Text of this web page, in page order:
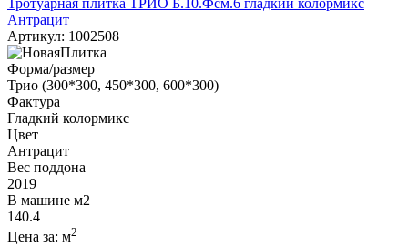
Тротуарная плитка ТРИО Б.10.Фсм.6 гладкий колормикс
Антрацит
Артикул: 1002508
Форма/размер
Трио (300*300, 450*300, 600*300)
Фактура
Гладкий колормикс
Цвет
Антрацит
Вес поддона
2019
В машине м2
140.4
Цена за: м2